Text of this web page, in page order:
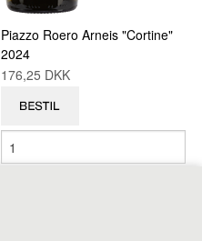
Piazzo Roero Arneis "Cortine"
2024
176,25 DKK